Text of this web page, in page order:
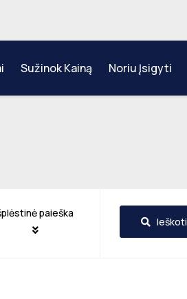
Sužinok Kainą Noriu Įsigyti
paieška
Ieškoti